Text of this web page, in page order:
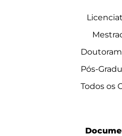
Pós-
Todos os